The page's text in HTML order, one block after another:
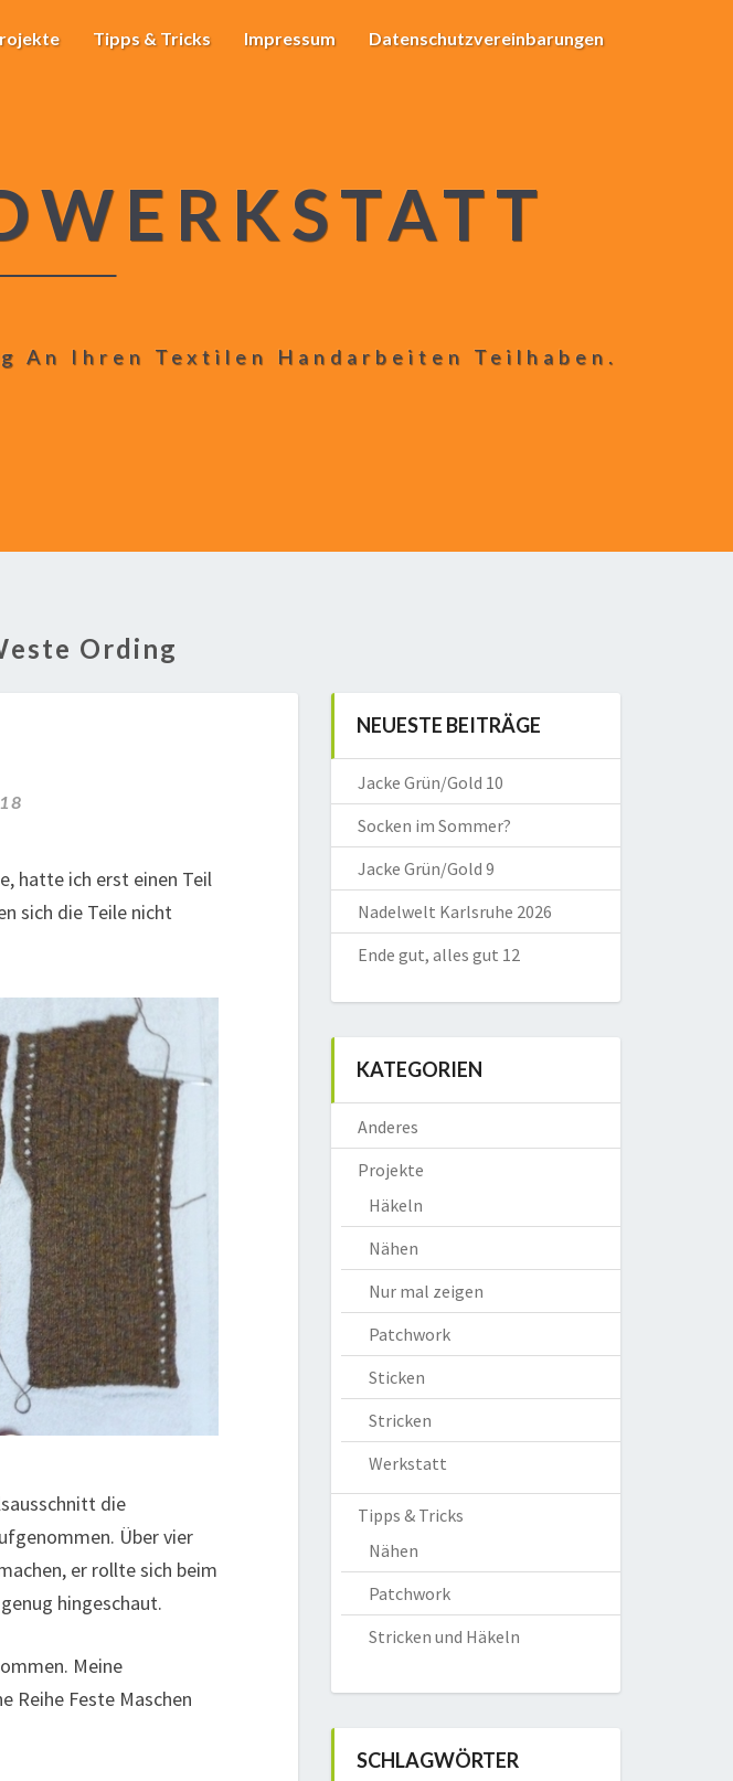
Tipps & Tricks Impressum Datenschutzvereinbarungen
An Ihren Textilen Handarbeiten Teilhaben.
Ording
hatte ich erst einen Teil
sich die Teile nicht
die
Über vier
er rollte sich beim
hingeschaut.
Meine
Reihe Feste Maschen
NEUESTE BEITRÄGE
Jacke Grün/Gold 10
Socken im Sommer?
Jacke Grün/Gold 9
Nadelwelt Karlsruhe 2026
Ende gut, alles gut 12
KATEGORIEN
Anderes
Projekte
Häkeln
Nähen
Nur mal zeigen
Patchwork
Sticken
Stricken
Werkstatt
Tipps & Tricks
Nähen
Patchwork
Stricken und Häkeln
SCHLAGWÖRTER